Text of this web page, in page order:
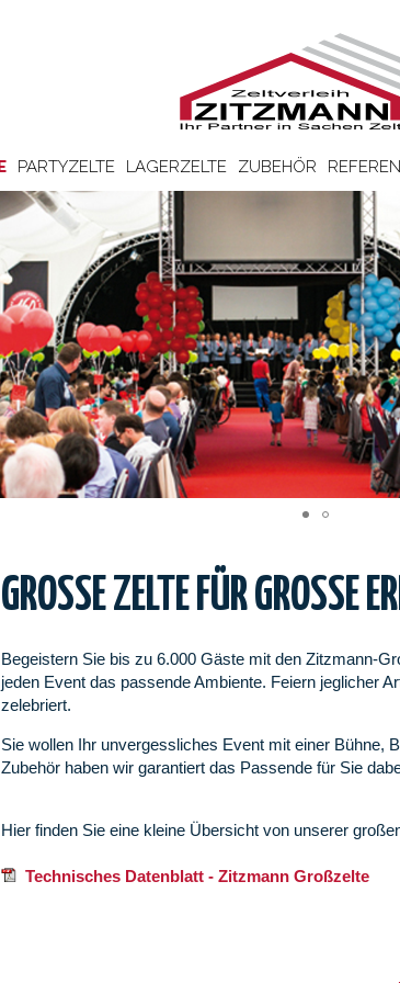
PARTYZELTE LAGERZELTE ZUBEHÖR
GROSSE ZELTE FÜR GROSSE
Begeistern Sie bis zu 6.000 Gäste mit den Zitzmann-
jeden Event das passende Ambiente. Feiern jeglicher
zelebriert.
Sie wollen Ihr unvergessliches Event mit einer Bühne,
Zubehör haben wir garantiert das Passende für Sie
Hier finden Sie eine kleine Übersicht von unserer
Technisches Datenblatt - Zitzmann Großzelte